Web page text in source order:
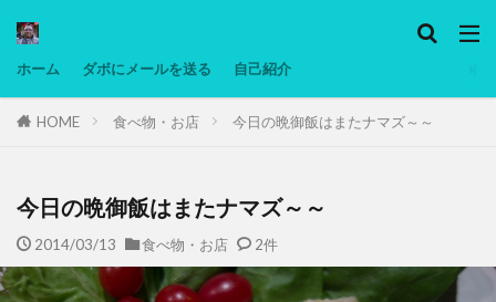
ホーム ダボにメールを送る 自己紹介
HOME 食べ物・お店 今日の晩御飯はまたナマズ～～
今日の晩御飯はまたナマズ～～
2014/03/13 食べ物・お店 2件
タグ
マレーシア動画
ヨーグルト
備忘録
動画 日本人村社会 脱水シート